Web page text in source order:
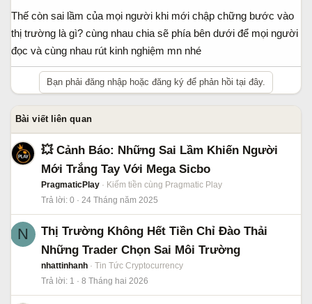
Thế còn sai lầm của mọi người khi mới chập chững bước vào
thị trường là gì? cùng nhau chia sẽ phía bên dưới để mọi người
đọc và cùng nhau rút kinh nghiệm mn nhé
Bạn phải đăng nhập hoặc đăng ký để phản hồi tại đây.
Bài viết liên quan
💥 Cảnh Báo: Những Sai Lầm Khiến Người
Mới Trắng Tay Với Mega Sicbo
PragmaticPlay
Kiếm tiền cùng Pragmatic Play
Trả lời 0 24 Tháng năm 2025
N
Thị Trường Không Hết Tiền Chỉ Đào Thải
Những Trader Chọn Sai Môi Trường
nhattinhanh
Tin Tức Cryptocurrency
Trả lời 1 8 Tháng hai 2026